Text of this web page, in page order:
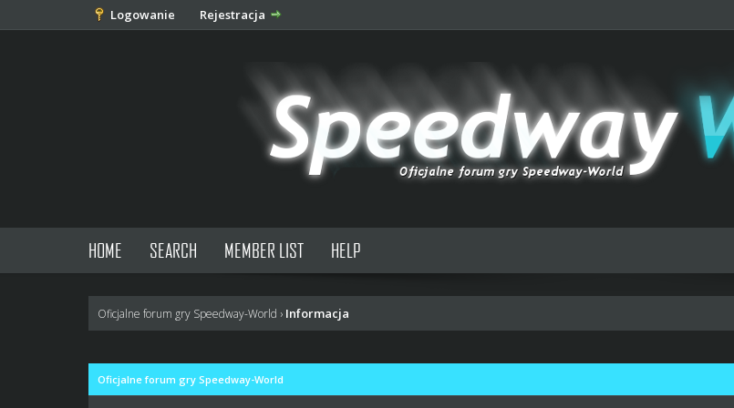
Logowanie Rejestracja
HOME SEARCH MEMBER LIST HELP
Oficjalne forum gry Speedway-World › Informacja
Oficjalne forum gry Speedway-World